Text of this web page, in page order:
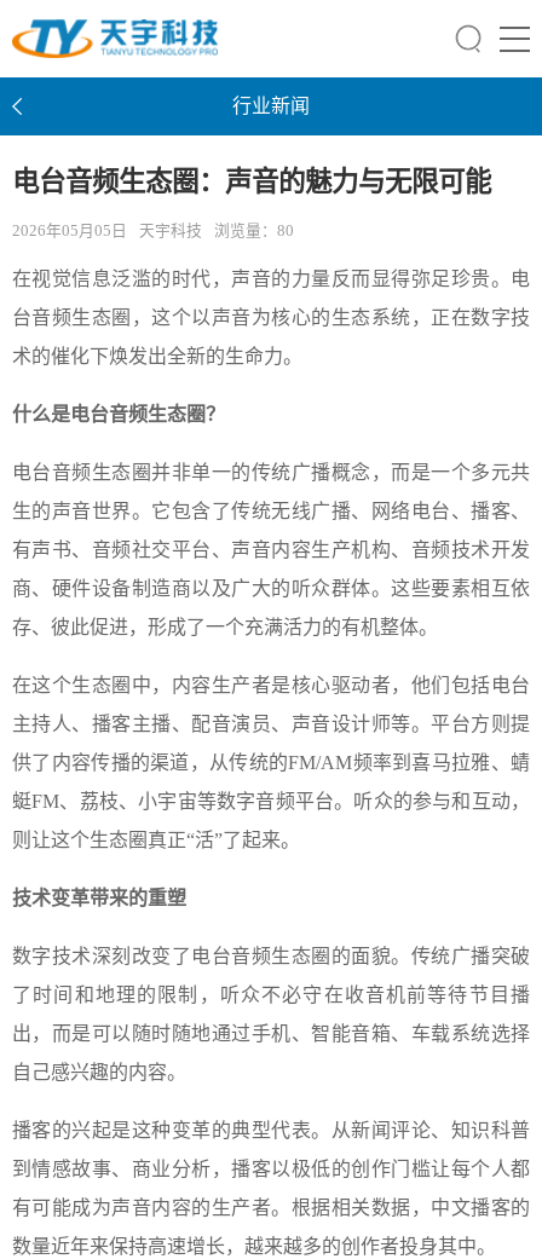
行业新闻
电台音频生态圈：声音的魅力与无限可能
2026年05月05日 天宇科技 浏览量： 80
在视觉信息泛滥的时代，声音的力量反而显得弥足珍贵。电
台音频生态圈，这个以声音为核心的生态系统，正在数字技
术的催化下焕发出全新的生命力。
什么是电台音频生态圈？
电台音频生态圈并非单一的传统广播概念，而是一个多元共
生的声音世界。它包含了传统无线广播、网络电台、播客、
有声书、音频社交平台、声音内容生产机构、音频技术开发
商、硬件设备制造商以及广大的听众群体。这些要素相互依
存、彼此促进，形成了一个充满活力的有机整体。
在这个生态圈中，内容生产者是核心驱动者，他们包括电台
主持人、播客主播、配音演员、声音设计师等。平台方则提
供了内容传播的渠道，从传统的FM/AM频率到喜马拉雅、蜻
蜓FM、荔枝、小宇宙等数字音频平台。听众的参与和互动，
则让这个生态圈真正“活”了起来。
技术变革带来的重塑
数字技术深刻改变了电台音频生态圈的面貌。传统广播突破
了时间和地理的限制，听众不必守在收音机前等待节目播
出，而是可以随时随地通过手机、智能音箱、车载系统选择
自己感兴趣的内容。
播客的兴起是这种变革的典型代表。从新闻评论、知识科普
到情感故事、商业分析，播客以极低的创作门槛让每个人都
有可能成为声音内容的生产者。根据相关数据，中文播客的
数量近年来保持高速增长，越来越多的创作者投身其中。